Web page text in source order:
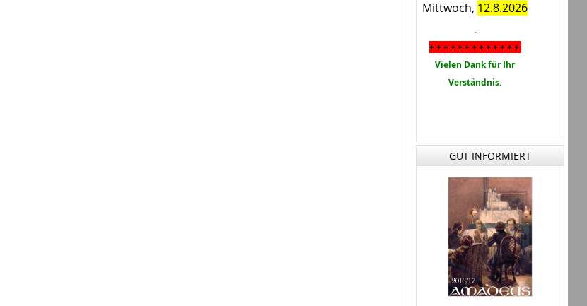
Mittwoch, 12.8.2026
.
+ + + + + + + + + + + + +
Vielen Dank für Ihr
Verständnis.
GUT INFORMIERT